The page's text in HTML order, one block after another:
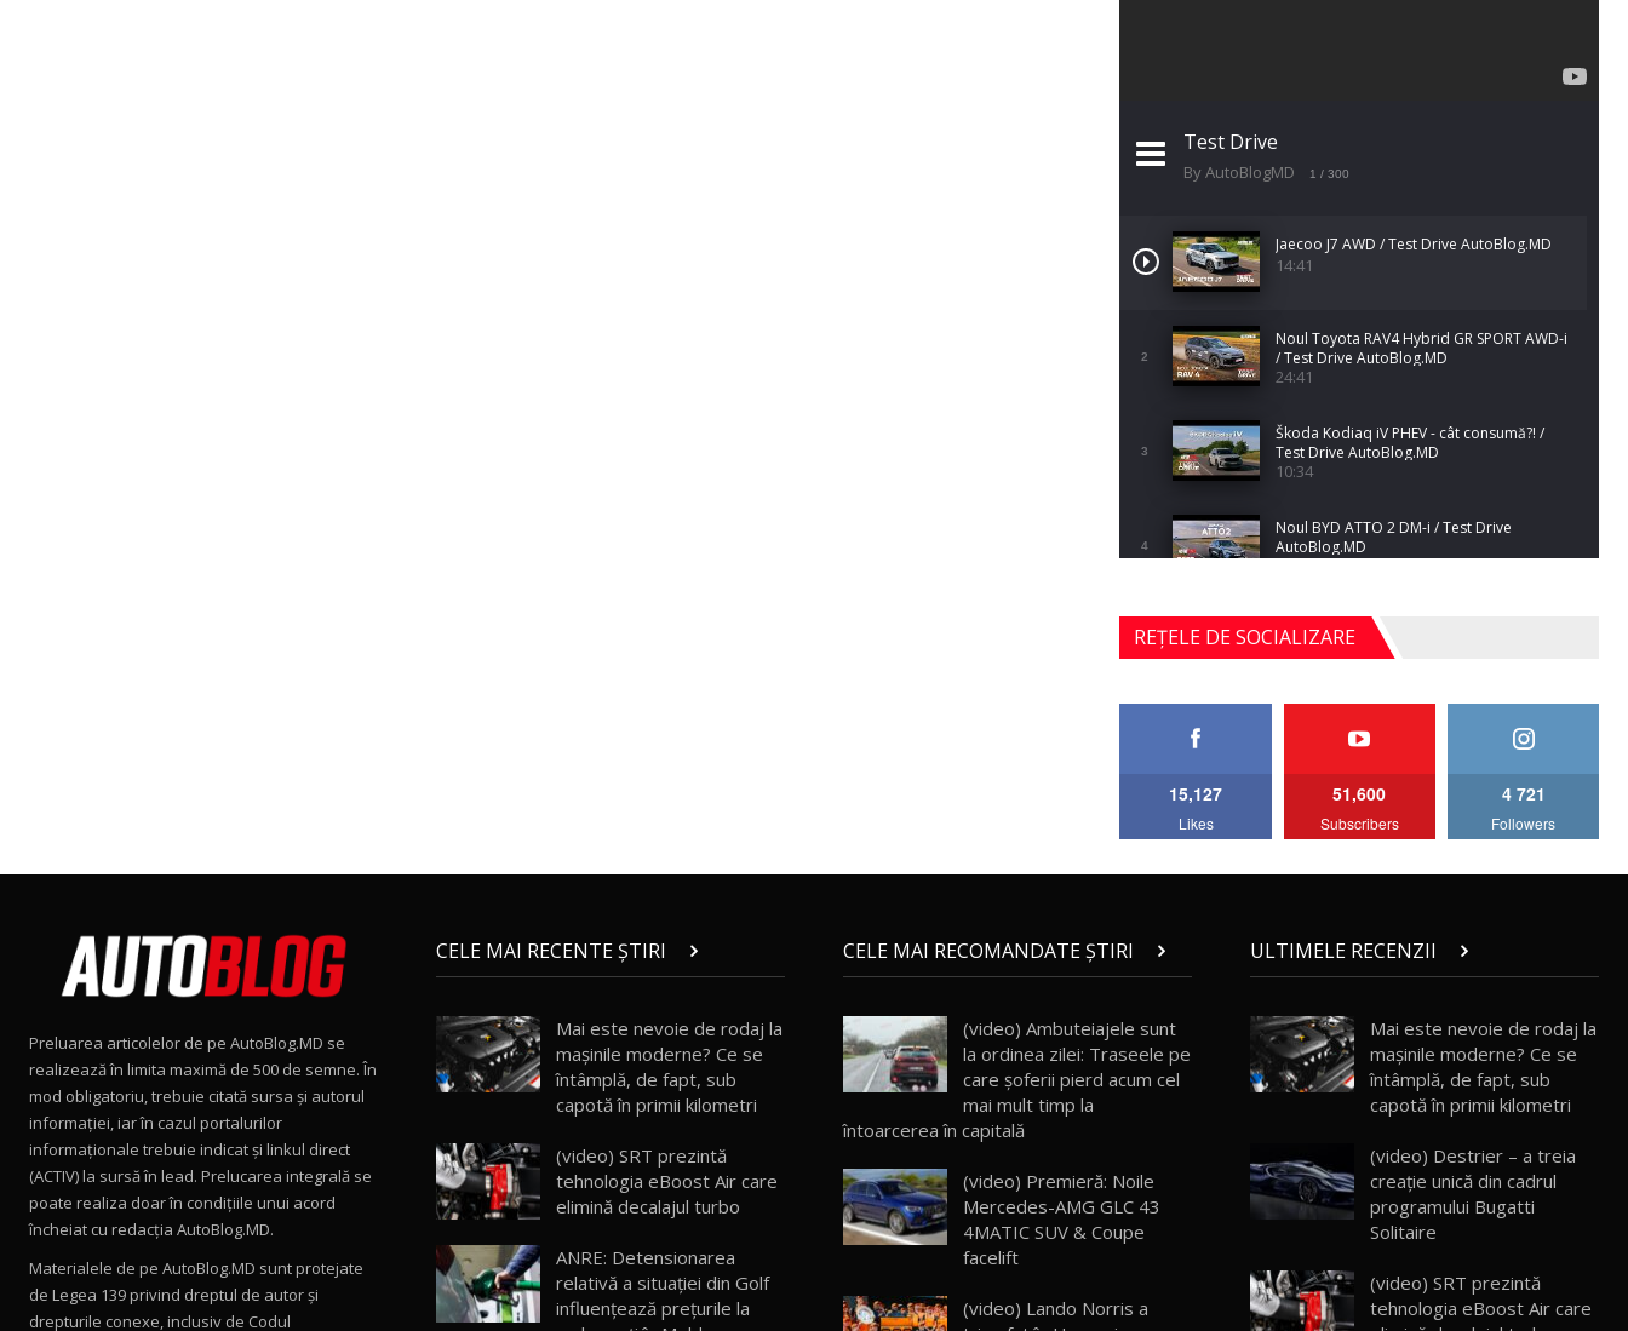
Test Drive
By AutoBlogMD 1 / 300
Jaecoo J7 AWD / Test Drive AutoBlog.MD
14:41
2
Noul Toyota RAV4 Hybrid GR SPORT AWD-i
/ Test Drive AutoBlog.MD
24:41
3
Škoda Kodiaq iV PHEV - cât consumă?! /
Test Drive AutoBlog.MD
10:34
4
Noul BYD ATTO 2 DM-i / Test Drive
AutoBlog.MD
5
Noul Mercedes-Benz S-Class facelift (S 580
4MATIC V223) / Test Drive AutoBlog.MD
27:33
AutoBlog.MD
15:08
15:22
Mercedes-AMG E 53 HYBRID 4MATIC+ /
Test Drive AutoBlog.MD
11
Noul Volvo ES90 / Test Drive AutoBlog.MD
27:58
Noul MG HS / Test Drive AutoBlog.MD
16:48
REȚELE DE SOCIALIZARE
15,127
Likes
51,600
Subscribers
4 721
Followers
Preluarea articolelor de pe AutoBlog.MD se
realizează în limita maximă de 500 de semne. În
mod obligatoriu, trebuie citată sursa și autorul
informației, iar în cazul portalurilor
informaționale trebuie indicat și linkul direct
(ACTIV) la sursă în lead. Prelucarea integrală se
poate realiza doar în condițiile unui acord
încheiat cu redacţia AutoBlog.MD.
Materialele de pe AutoBlog.MD sunt protejate
de Legea 139 privind dreptul de autor și
drepturile conexe, inclusiv de Codul
CELE MAI RECENTE ȘTIRI
Mai este nevoie de rodaj la
mașinile moderne? Ce se
întâmplă, de fapt, sub
capotă în primii kilometri
(video) SRT prezintă
tehnologia eBoost Air care
elimină decalajul turbo
ANRE: Detensionarea
relativă a situației din Golf
influențează prețurile la
CELE MAI RECOMANDATE ȘTIRI
(video) Ambuteiajele sunt
la ordinea zilei: Traseele pe
care șoferii pierd acum cel
mai mult timp la
întoarcerea în capitală
(video) Premieră: Noile
Mercedes-AMG GLC 43
4MATIC SUV & Coupe
facelift
(video) Lando Norris a
ULTIMELE RECENZII
Mai este nevoie de rodaj la
mașinile moderne? Ce se
întâmplă, de fapt, sub
capotă în primii kilometri
(video) Destrier – a treia
creație unică din cadrul
programului Bugatti
Solitaire
(video) SRT prezintă
tehnologia eBoost Air care